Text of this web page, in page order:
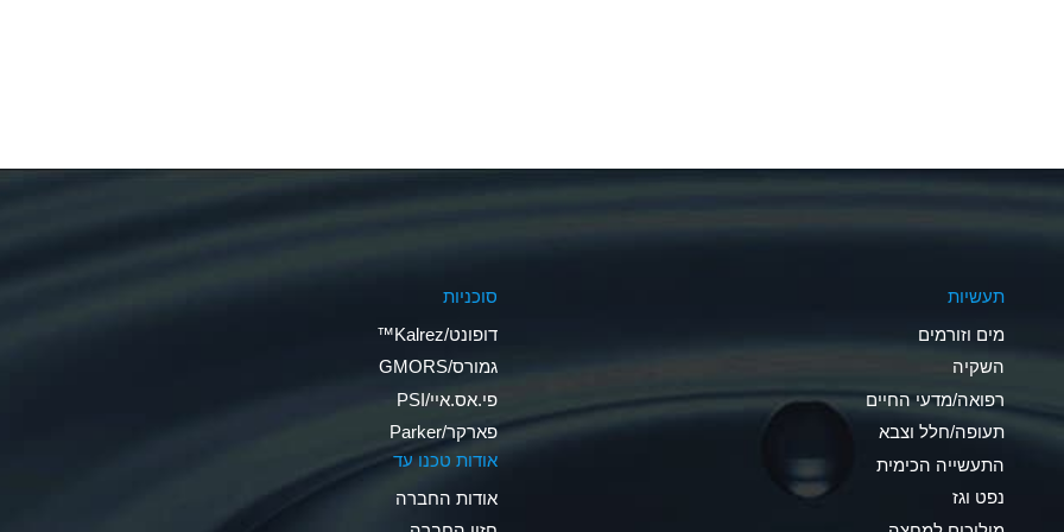
A
B
A
תעשיות
מים וזורמים
השקיה
רפואה/מדעי החיים
תעופה/חלל וצבא
התעשייה הכימית
נפט וגז
סוכניות
דופונט/Kalrez™
גמורס/GMORS
פי.אס.איי/PSI
פארקר/Parker
אודות טכנו עד
אודות החברה